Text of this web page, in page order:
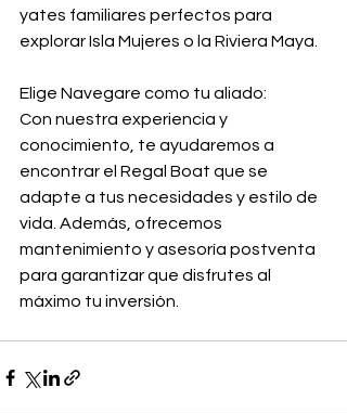
yates familiares perfectos para
explorar Isla Mujeres o la Riviera Maya.
Elige Navegare como tu aliado:
Con nuestra experiencia y
conocimiento, te ayudaremos a
encontrar el Regal Boat que se
adapte a tus necesidades y estilo de
vida. Además, ofrecemos
mantenimiento y asesoría postventa
para garantizar que disfrutes al
máximo tu inversión.